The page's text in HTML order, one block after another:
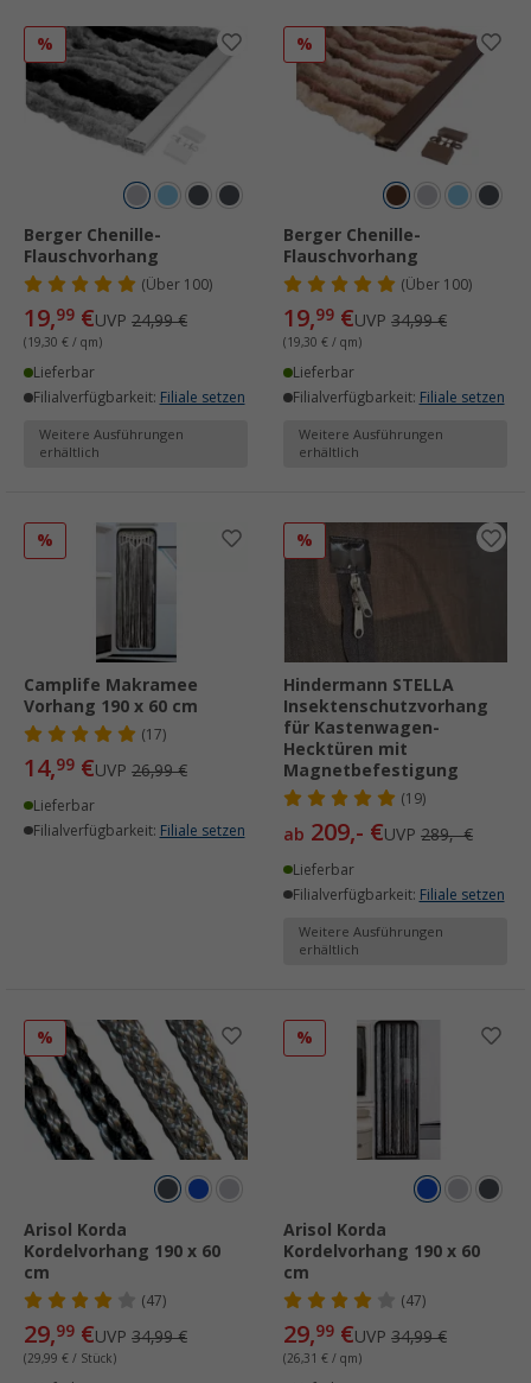
%
Berger Chenille-
Flauschvorhang
(Über100)
19,99 €UVP 24,99 €
(19,30 € / qm)
Lieferbar
Filialverfügbarkeit: Filiale setzen
Weitere Ausführungen
erhältlich
%
Berger Chenille-
Flauschvorhang
(Über100)
19,99 €UVP 34,99 €
(19,30 € / qm)
Lieferbar
Filialverfügbarkeit: Filiale setzen
Weitere Ausführungen
erhältlich
%
Camplife Makramee
Vorhang 190 x 60 cm
(17)
14,99 €UVP 26,99 €
Lieferbar
Filialverfügbarkeit: Filiale setzen
%
Hindermann STELLA
Insektenschutzvorhang
für Kastenwagen-
Hecktüren mit
Magnetbefestigung
(19)
ab 209,- €UVP 289,- €
Lieferbar
Filialverfügbarkeit: Filiale setzen
Weitere Ausführungen
erhältlich
%
Arisol Korda
Kordelvorhang 190 x 60
cm
(47)
29,99 €UVP 34,99 €
(29,99 € / Stück)
%
Arisol Korda
Kordelvorhang 190 x 60
cm
(47)
29,99 €UVP 34,99 €
(26,31 € / qm)